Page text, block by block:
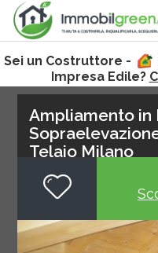
Sei un Costruttore -
Impresa Edile?
Ampliamento in
Telaio Milano
4
2